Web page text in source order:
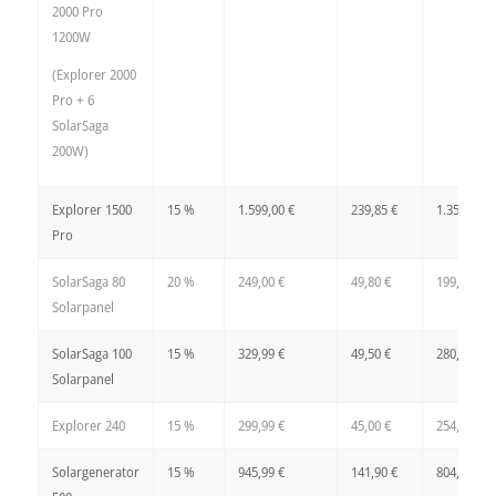
2000 Pro
1200W
(Explorer 2000
Pro + 6
SolarSaga
200W)
Explorer 1500
Pro
15 % 1.599,00 € 239,85 € 1.359,15 €
SolarSaga 80
Solarpanel
20 % 249,00 € 49,80 € 199,20 €
SolarSaga 100
Solarpanel
15 % 329,99 € 49,50 € 280,49 €
Explorer 240 15 % 299,99 € 45,00 € 254,99 €
Solargenerator
15 % 945,99 € 141,90 € 804,09 €